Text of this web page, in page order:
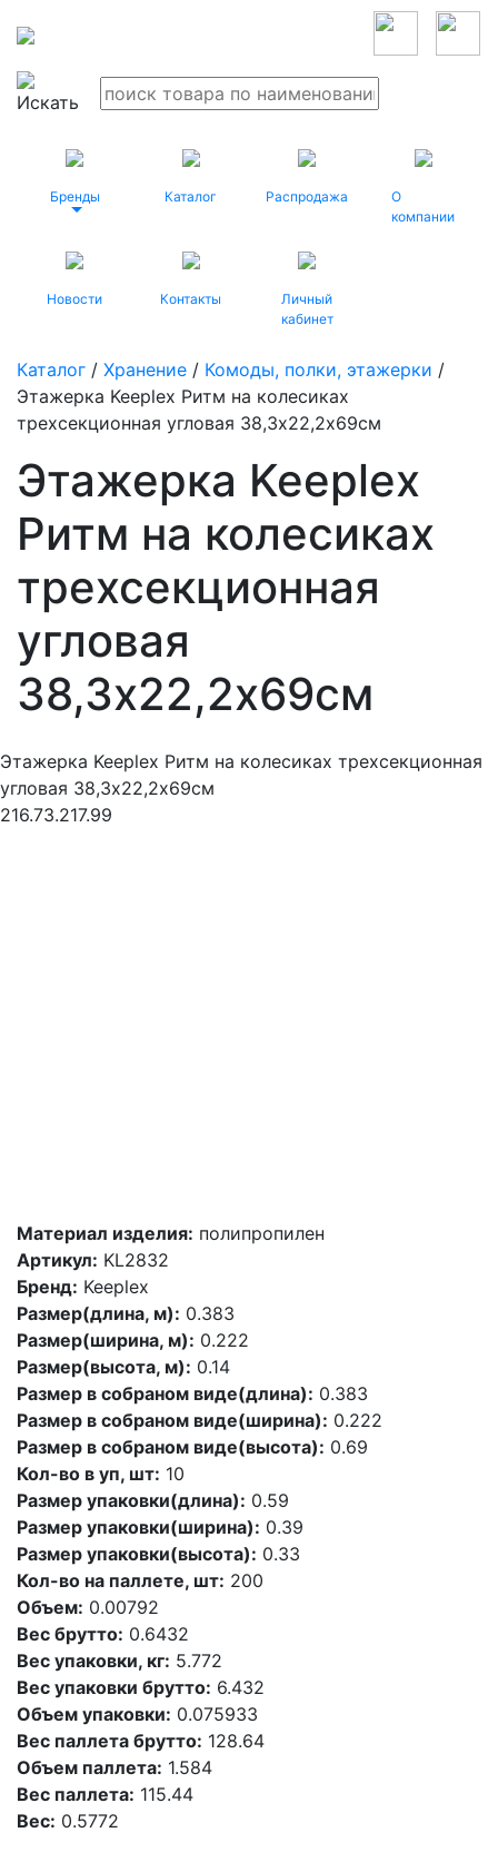
Бренды Каталог Распродажа
О
компании
Новости Контакты
Личный
кабинет
Каталог / Хранение / Комоды, полки, этажерки /
Этажерка Keeplex Ритм на колесиках
трехсекционная угловая 38,3х22,2х69см
Этажерка Keeplex
Ритм на колесиках
трехсекционная
угловая
38,3х22,2х69см
Этажерка Keeplex Ритм на колесиках трехсекционная
угловая 38,3х22,2х69см
216.73.217.99
Материал изделия: полипропилен
Артикул: KL2832
Бренд: Keeplex
Размер(длина, м): 0.383
Размер(ширина, м): 0.222
Размер(высота, м): 0.14
Размер в собраном виде(длина): 0.383
Размер в собраном виде(ширина): 0.222
Размер в собраном виде(высота): 0.69
Кол-во в уп, шт: 10
Размер упаковки(длина): 0.59
Размер упаковки(ширина): 0.39
Размер упаковки(высота): 0.33
Кол-во на паллете, шт: 200
Объем: 0.00792
Вес брутто: 0.6432
Вес упаковки, кг: 5.772
Вес упаковки брутто: 6.432
Объем упаковки: 0.075933
Вес паллета брутто: 128.64
Объем паллета: 1.584
Вес паллета: 115.44
Вес: 0.5772